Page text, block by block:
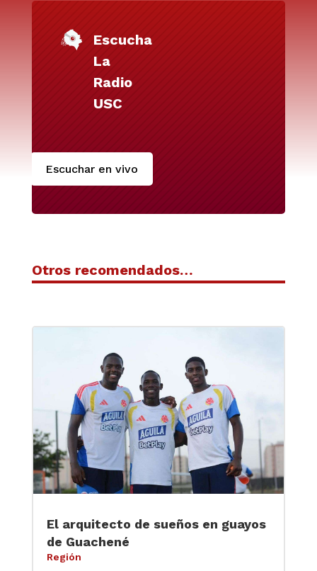
Escucha
La
Radio
USC
Escuchar en vivo
Otros recomendados…
El arquitecto de sueños en guayos
de Guachené
Región